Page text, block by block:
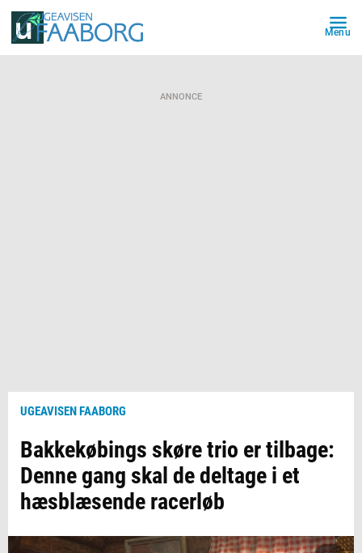
Menu
ANNONCE
UGEAVISEN FAABORG
Bakkekøbings skøre trio er tilbage:
Denne gang skal de deltage i et
hæsblæsende racerløb